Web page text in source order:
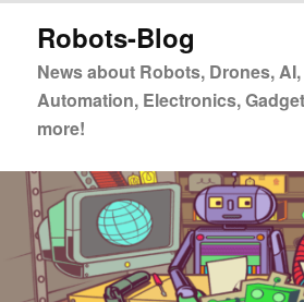
primären
springen
sekundären
springen
Robots-Blog
News about Robots, Drones,
Automation, Electronics,
more!